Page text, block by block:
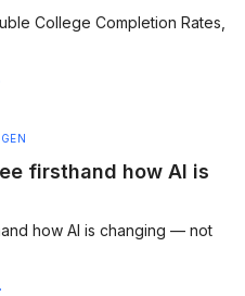
College Completion Rates,
firsthand how AI is
how AI is changing — not